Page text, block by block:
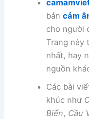
bản cảm
cho người
Trang này
nhất, hay
nguồn
Các bài
khúc như
Biển, Cầu